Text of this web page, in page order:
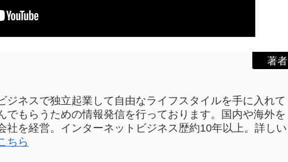
著者
ジネスで独立起業して自由なライフスタイルを手に入れて
でもらうための情報発信を行っております。国内や海外を
社を経営。インターネットビジネス歴約10年以上。詳しい
ちら